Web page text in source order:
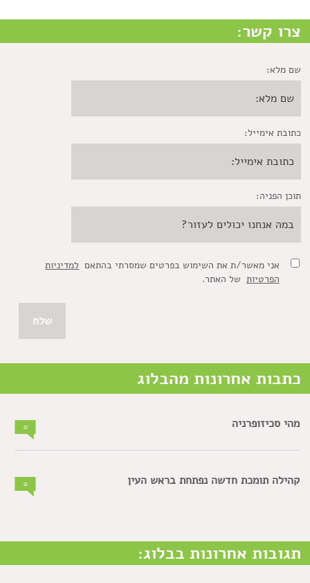
צרו קשר:
שם מלא:
כתובת אימייל:
תוכן הפניה:
אני מאשר/ת את השימוש בפרטים שמסרתי בהתאם למדיניות
הפרטיותשל האתר.
כתבות אחרונות מהבלוג
מהי סכיזופרניה
קהילה תומכת חדשה נפתחת בראש העין
תגובות אחרונות בבלוג: